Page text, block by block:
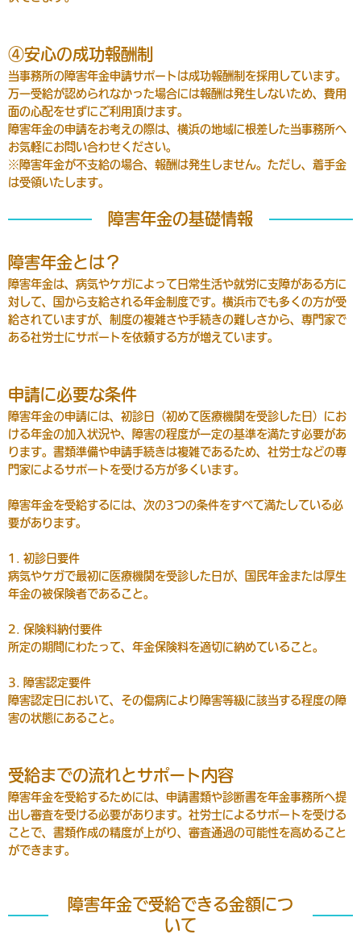
④安心の成功報酬制
当事務所の障害年金申請サポートは成功報酬制を採用しています。
万一受給が認められなかった場合には報酬は発生しないため、費用
面の心配をせずにご利用頂けます。
障害年金の申請をお考えの際は、横浜の地域に根差した当事務所へ
お気軽にお問い合わせください。
※障害年金が不支給の場合、報酬は発生しません。ただし、着手金
は受領いたします。
障害年金の基礎情報
障害年金とは？
障害年金は、病気やケガによって日常生活や就労に支障がある方に
対して、国から支給される年金制度です。横浜市でも多くの方が受
給されていますが、制度の複雑さや手続きの難しさから、専門家で
ある社労士にサポートを依頼する方が増えています。
申請に必要な条件
障害年金の申請には、初診日（初めて医療機関を受診した日）にお
ける年金の加入状況や、障害の程度が一定の基準を満たす必要があ
ります。書類準備や申請手続きは複雑であるため、社労士などの専
門家によるサポートを受ける方が多くいます。
障害年金を受給するには、次の3つの条件をすべて満たしている必
要があります。
1. 初診日要件
病気やケガで最初に医療機関を受診した日が、国民年金または厚生
年金の被保険者であること。
2. 保険料納付要件
所定の期間にわたって、年金保険料を適切に納めていること。
3. 障害認定要件
障害認定日において、その傷病により障害等級に該当する程度の障
害の状態にあること。
受給までの流れとサポート内容
障害年金を受給するためには、申請書類や診断書を年金事務所へ提
出し審査を受ける必要があります。社労士によるサポートを受ける
ことで、書類作成の精度が上がり、審査通過の可能性を高めること
ができます。
障害年金で受給できる金額につ
いて